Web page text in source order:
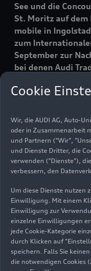
See und die
St. Moritz auf dem
mobile in
zum
September zur
bei denen Audi
gibt es regelmäßig
App.
Den Auftakt im
Bremen Classic
Februar): Audi
die Premiere des
Besucherinnen
Ersatzteilangebot
haben, für
neunfache Le-
am 30. und 31.
Audi Sportquattro
Cookie
Wir, die AUDI AG, Auto-
oder in Zusammenarbeit
und Partnern ("Wir",
und Dienste Dritter, die
verwenden ("Dienste"),
verbessern, den
Um diese Dienste nutzen
Einwilligung. Mit einem
Einwilligung zur
einzelne Einwilligungen
jede Cookie-Kategorie
durch Klicken auf
speichern. Falls Sie
die notwendigen Cookies